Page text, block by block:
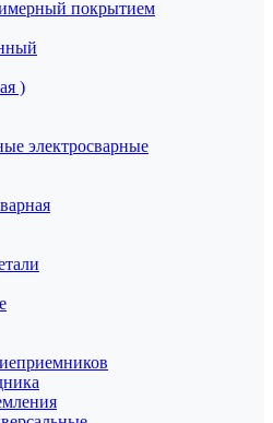
покрытием
)
электросварные